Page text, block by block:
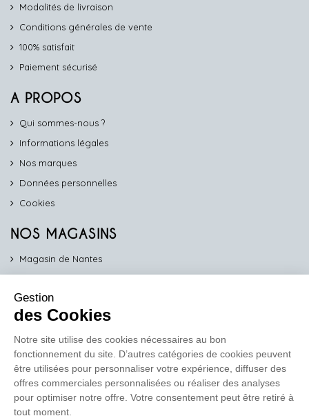
Modalités de livraison
Conditions générales de vente
100% satisfait
Paiement sécurisé
A PROPOS
Qui sommes-nous ?
Informations légales
Nos marques
Données personnelles
Cookies
NOS MAGASINS
Magasin de Nantes
Magasin de Vannes
Magasin d'Orléans
COMPTOIR PRO
work
Comptoir des Lustres vous propose ses services dédiés aux
Gestion
des Cookies
Notre site utilise des cookies nécessaires au bon
fonctionnement du site. D’autres catégories de cookies peuvent
être utilisées pour personnaliser votre expérience, diffuser des
offres commerciales personnalisées ou réaliser des analyses
pour optimiser notre offre. Votre consentement peut être retiré à
tout moment.